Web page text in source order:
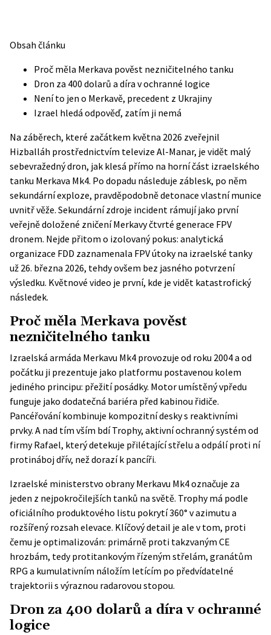
Obsah článku
Proč měla Merkava pověst nezničitelného tanku
Dron za 400 dolarů a díra v ochranné logice
Není to jen o Merkavě, precedent z Ukrajiny
Izrael hledá odpověď, zatím ji nemá
Na záběrech, které začátkem května 2026 zveřejnil
Hizballáh prostřednictvím televize Al-Manar, je vidět malý
sebevražedný dron, jak klesá přímo na horní část izraelského
tanku Merkava Mk4. Po dopadu následuje záblesk, po něm
sekundární exploze, pravděpodobně detonace vlastní munice
uvnitř věže. Sekundární zdroje incident rámují jako první
veřejně doložené zničení Merkavy čtvrté generace FPV
dronem. Nejde přitom o izolovaný pokus: analytická
organizace FDD zaznamenala FPV útoky na izraelské tanky
už 26. března 2026, tehdy ovšem bez jasného potvrzení
výsledku. Květnové video je první, kde je vidět katastrofický
následek.
Proč měla Merkava pověst
nezničitelného tanku
Izraelská armáda Merkavu Mk4 provozuje od roku 2004 a od
počátku ji prezentuje jako platformu postavenou kolem
jediného principu: přežití posádky. Motor umístěný vpředu
funguje jako dodatečná bariéra před kabinou řidiče.
Pancéřování kombinuje kompozitní desky s reaktivními
prvky. A nad tím vším bdí Trophy, aktivní ochranný systém od
firmy Rafael, který detekuje přilétající střelu a odpálí proti ní
protináboj dřív, než dorazí k pancíři.
Izraelské ministerstvo obrany Merkavu Mk4 označuje za
jeden z nejpokročilejších tanků na světě. Trophy má podle
oficiálního produktového listu pokrytí 360° v azimutu a
rozšířený rozsah elevace. Klíčový detail je ale v tom, proti
čemu je optimalizován: primárně proti takzvaným CE
hrozbám, tedy protitankovým řízeným střelám, granátům
RPG a kumulativním náložím letícím po předvídatelné
trajektorii s výraznou radarovou stopou.
Dron za 400 dolarů a díra v ochranné
logice